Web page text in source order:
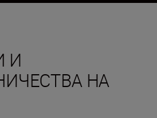
И
НА